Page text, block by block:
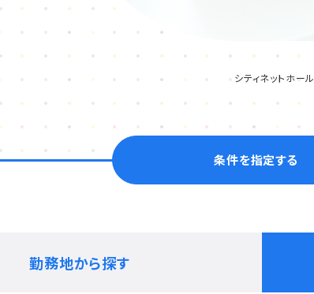
シティネットホー
条件を指定する
勤務地から探す